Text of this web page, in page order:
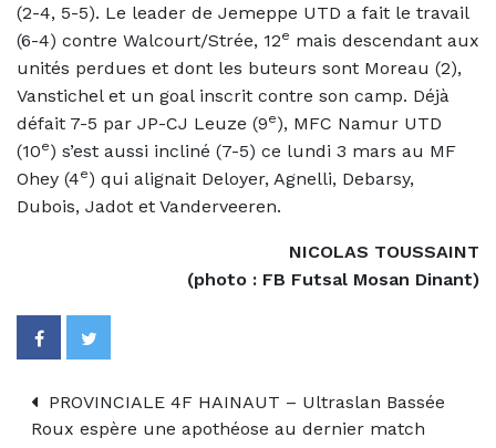
(2-4, 5-5). Le leader de Jemeppe UTD a fait le travail
(6-4) contre Walcourt/Strée, 12e mais descendant aux
unités perdues et dont les buteurs sont Moreau (2),
Vanstichel et un goal inscrit contre son camp. Déjà
défait 7-5 par JP-CJ Leuze (9e), MFC Namur UTD
(10e) s’est aussi incliné (7-5) ce lundi 3 mars au MF
Ohey (4e) qui alignait Deloyer, Agnelli, Debarsy,
Dubois, Jadot et Vanderveeren.
NICOLAS TOUSSAINT
(photo : FB Futsal Mosan Dinant)
PROVINCIALE 4F HAINAUT – Ultraslan Bassée
Roux espère une apothéose au dernier match